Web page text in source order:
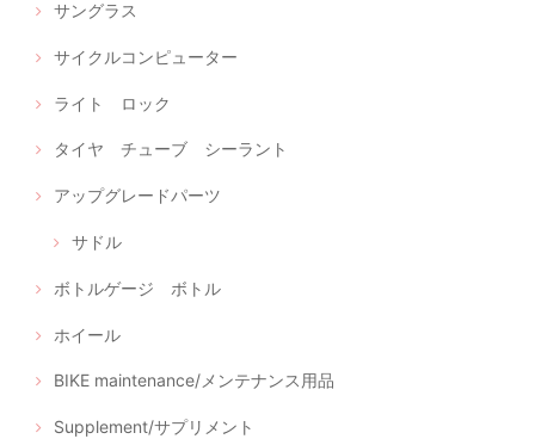
サングラス
サイクルコンピューター
ライト ロック
タイヤ チューブ シーラント
アップグレードパーツ
サドル
ボトルゲージ ボトル
ホイール
BIKE maintenance/メンテナンス用品
Supplement/サプリメント